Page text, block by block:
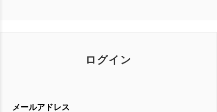
ログイン
メールアドレス